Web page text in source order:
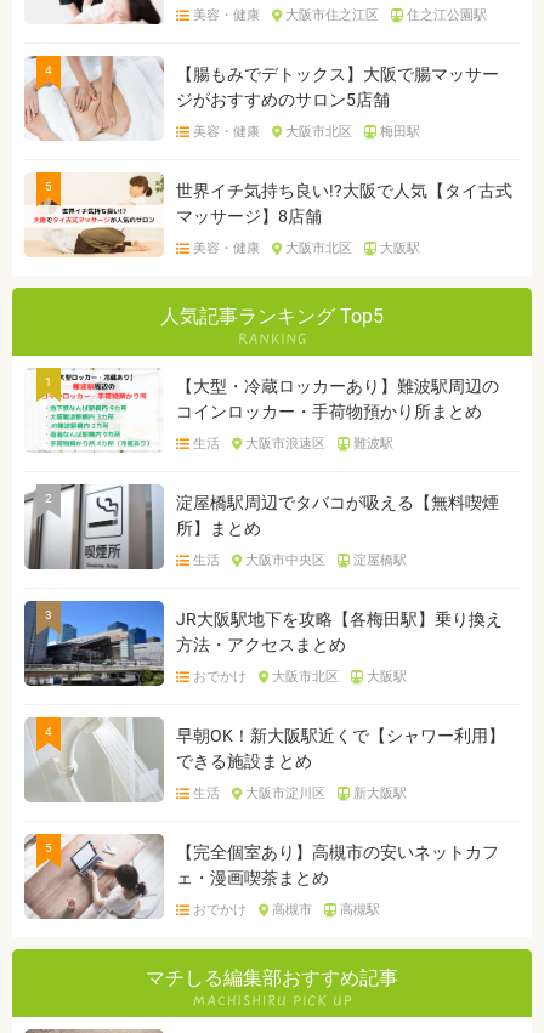
美容・健康 大阪市住之江区 住之江公園駅
4
【腸もみでデトックス】大阪で腸マッサー
ジがおすすめのサロン5店舗
美容・健康 大阪市北区 梅田駅
5
世界イチ気持ち良い!?大阪で人気【タイ古式
マッサージ】8店舗
美容・健康 大阪市北区 大阪駅
人気記事ランキング Top5
1
【大型・冷蔵ロッカーあり】難波駅周辺の
コインロッカー・手荷物預かり所まとめ
生活 大阪市浪速区 難波駅
2
淀屋橋駅周辺でタバコが吸える【無料喫煙
所】まとめ
生活 大阪市中央区 淀屋橋駅
3
JR大阪駅地下を攻略【各梅田駅】乗り換え
方法・アクセスまとめ
おでかけ 大阪市北区 大阪駅
4
早朝OK！新大阪駅近くで【シャワー利用】
できる施設まとめ
生活 大阪市淀川区 新大阪駅
5
【完全個室あり】高槻市の安いネットカフ
ェ・漫画喫茶まとめ
おでかけ 高槻市 高槻駅
マチしる編集部おすすめ記事